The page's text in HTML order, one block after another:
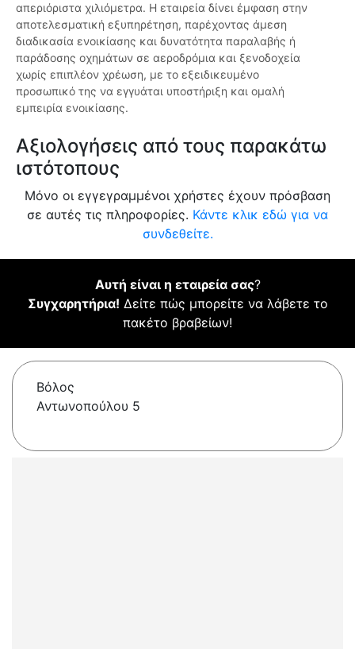
απεριόριστα χιλιόμετρα. Η εταιρεία δίνει έμφαση στην
αποτελεσματική εξυπηρέτηση, παρέχοντας άμεση
διαδικασία ενοικίασης και δυνατότητα παραλαβής ή
παράδοσης οχημάτων σε αεροδρόμια και ξενοδοχεία
χωρίς επιπλέον χρέωση, με το εξειδικευμένο
προσωπικό της να εγγυάται υποστήριξη και ομαλή
εμπειρία ενοικίασης.
Αξιολογήσεις από τους παρακάτω
ιστότοπους
Μόνο οι εγγεγραμμένοι χρήστες έχουν πρόσβαση
σε αυτές τις πληροφορίες. Κάντε κλικ εδώ για να
συνδεθείτε.
Αυτή είναι η εταιρεία σας?
Συγχαρητήρια! Δείτε πώς μπορείτε να λάβετε το
πακέτο βραβείων!
Βόλος
Αντωνοπούλου 5